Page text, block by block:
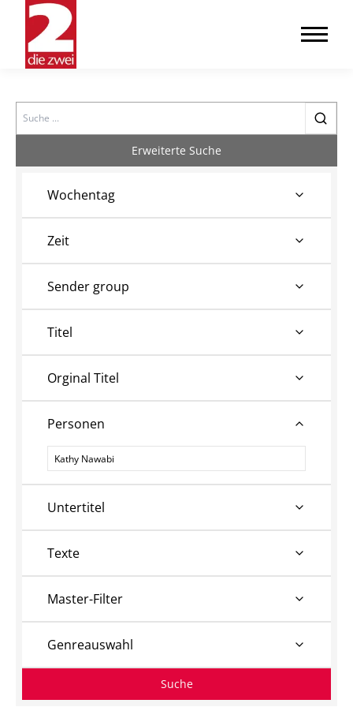
Search
Erweiterte Suche
Wochentag
Zeit
Sender group
Titel
Orginal Titel
Personen
Personen
Untertitel
Texte
Master-Filter
Genreauswahl
Suche